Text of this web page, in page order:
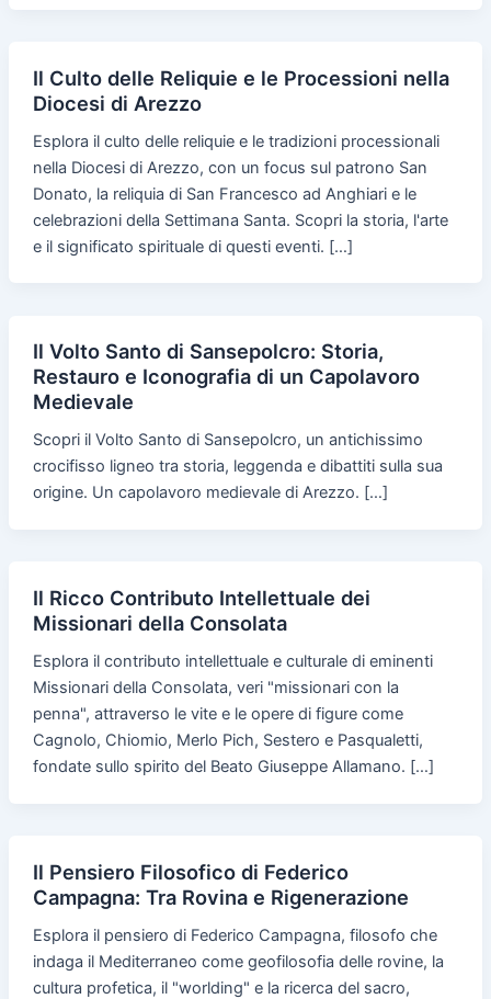
Il Culto delle Reliquie e le Processioni nella
Diocesi di Arezzo
Esplora il culto delle reliquie e le tradizioni processionali
nella Diocesi di Arezzo, con un focus sul patrono San
Donato, la reliquia di San Francesco ad Anghiari e le
celebrazioni della Settimana Santa. Scopri la storia, l'arte
e il significato spirituale di questi eventi. […]
Il Volto Santo di Sansepolcro: Storia,
Restauro e Iconografia di un Capolavoro
Medievale
Scopri il Volto Santo di Sansepolcro, un antichissimo
crocifisso ligneo tra storia, leggenda e dibattiti sulla sua
origine. Un capolavoro medievale di Arezzo. […]
Il Ricco Contributo Intellettuale dei
Missionari della Consolata
Esplora il contributo intellettuale e culturale di eminenti
Missionari della Consolata, veri "missionari con la
penna", attraverso le vite e le opere di figure come
Cagnolo, Chiomio, Merlo Pich, Sestero e Pasqualetti,
fondate sullo spirito del Beato Giuseppe Allamano. […]
Il Pensiero Filosofico di Federico
Campagna: Tra Rovina e Rigenerazione
Esplora il pensiero di Federico Campagna, filosofo che
indaga il Mediterraneo come geofilosofia delle rovine, la
cultura profetica, il "worlding" e la ricerca del sacro,